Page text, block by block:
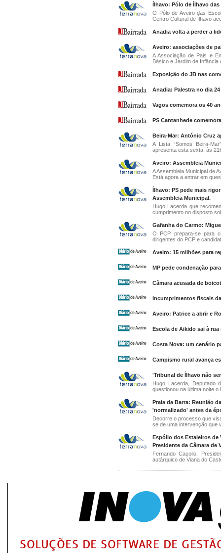
Ílhavo: Pólo de Ílhavo
O Pólo de Aveiro das
Centro Cultural de Ílhavo
Anadia volta a perder a
Aveiro: associações de
A Associação de Pais e
Básico e Jardim de Infância
Exposição do JB nas
Anadia: Palestra no dia
Vagos comemora os 40
PS Cantanhede
Beira-Mar: António Cruz
A Lista “Somos Beira-
apresenta esta sexta, às
Aveiro: Assembleia
A Assembleia Municipal de
Está agora a entrar em
Ílhavo: PS pede mais
Assembleia Municipal.
Hugo Lacerda que
cumprimento no disposto
Gafanha do Carmo:
O PCP prepara-se para
dirigentes do PCP e
Aveiro: 15 milhões para
MP pede condenação
Câmara acusada de
Incumprimentos fiscais
Aveiro: Patrice a abrir e
Escola de Aikido sai à rua
Costa Nova: um cenário
Campismo rural avança
'Tribunal de Ílhavo não
Hugo Lacerda, Deputado
questionou na última noite o
Praia da Barra: Reunião
'normalizado' antes da
Decorre o processo que
se de uma intervenção que
Espólio dos Estaleiros de
Presidente da Câmara de
Fernando Caçoilo,
autárquico de Viana do